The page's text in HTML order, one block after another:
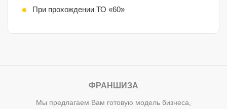
При прохождении ТО «60»
ФРАНШИЗА
Мы предлагаем Вам готовую модель бизнеса,